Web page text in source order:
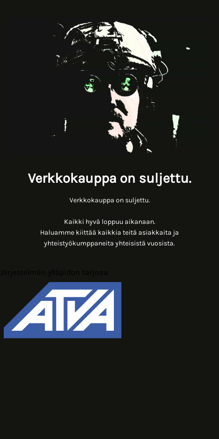
Verkkokauppa on suljettu.
Verkkokauppa on suljettu.
Kaikki hyvä loppuu aikanaan.
Haluamme kiittää kaikkia teitä asiakkaita ja
yhteistyökumppaneita yhteisistä vuosista.